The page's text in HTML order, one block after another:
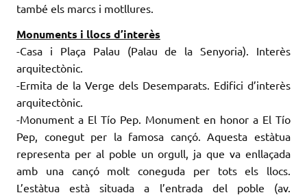
també els marcs i motllures.
Monuments i llocs d’interès
-Casa i Plaça Palau (Palau de la Senyoria). Interès
arquitectònic.
-Ermita de la Verge dels Desemparats. Edifici d’interès
arquitectònic.
-Monument a El Tío Pep. Monument en honor a El Tío
Pep, conegut per la famosa cançó. Aquesta estàtua
representa per al poble un orgull, ja que va enllaçada
amb una cançó molt coneguda per tots els llocs.
L’estàtua està situada a l’entrada del poble (av.